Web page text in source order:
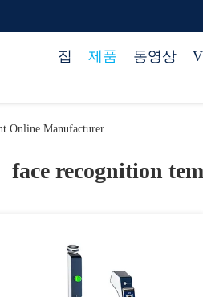
집 제품 동영상
Online Manufacturer
face recognition